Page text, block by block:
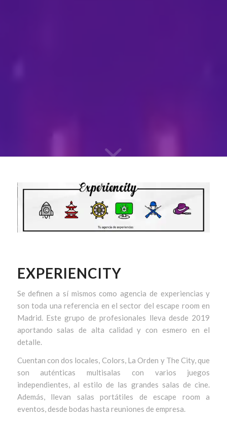
EXPERIENCITY
Se definen a sí mismos como agencia de experiencias y
son toda una referencia en el sector del escape room en
Madrid. Este grupo de profesionales lleva desde 2019
aportando salas de alta calidad y con esmero en el
detalle.
Cuentan con dos locales, Colors, La Orden y The City, que
son auténticas multisalas con varios juegos
independientes, al estilo de las grandes salas de cine.
Además, llevan salas portátiles de escape room a
eventos, desde bodas hasta reuniones de empresa.